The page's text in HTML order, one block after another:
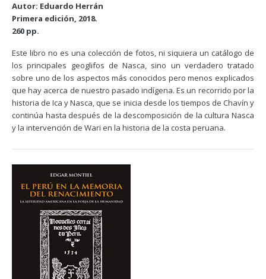
Autor: Eduardo Herrán
Primera edición, 2018.
260 pp.
Este libro no es una colección de fotos, ni siquiera un catálogo de
los principales geoglifos de Nasca, sino un verdadero tratado
sobre uno de los aspectos más conocidos pero menos explicados
que hay acerca de nuestro pasado indígena. Es un recorrido por la
historia de Ica y Nasca, que se inicia desde los tiempos de Chavín y
continúa hasta después de la descomposición de la cultura Nasca
y la intervención de Wari en la historia de la costa peruana.